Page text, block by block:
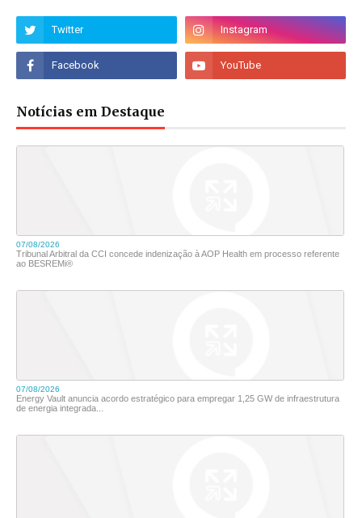
Notícias em Destaque